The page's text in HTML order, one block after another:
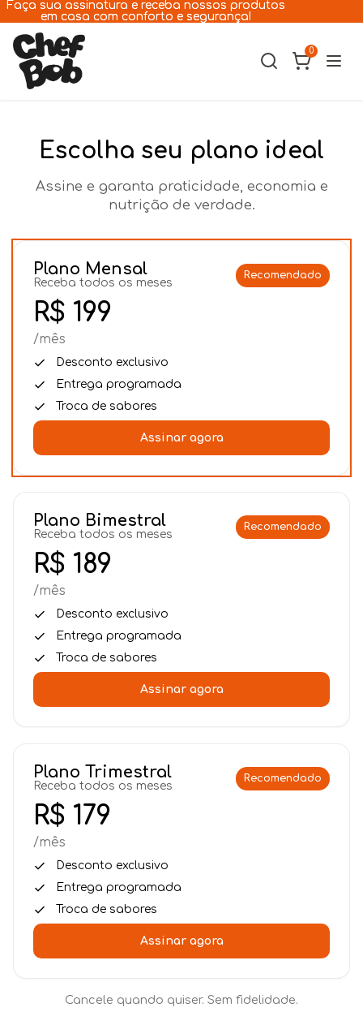
Faça sua assinatura e receba nossos produtos
em casa com conforto e segurança!
Faça sua assinatura e receba nossos produtos
em casa com conforto e segurança!
0
Gatos
Assinatura
Escolha seu plano ideal
Assine e garanta praticidade, economia e
nutrição de verdade.
Plano Mensal
Receba todos os meses
Recomendado
R$ 199
/mês
Desconto exclusivo
Entrega programada
Troca de sabores
Assinar agora
Plano Bimestral
Receba todos os meses
Recomendado
R$ 189
/mês
Desconto exclusivo
Entrega programada
Troca de sabores
Assinar agora
Plano Trimestral
Receba todos os meses
Recomendado
R$ 179
/mês
Desconto exclusivo
Entrega programada
Troca de sabores
Assinar agora
Cancele quando quiser. Sem fidelidade.